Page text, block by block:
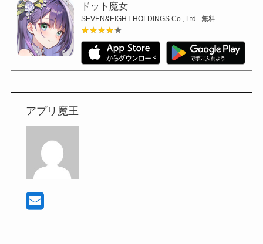
ドット魔女
SEVEN&EIGHT HOLDINGS Co., Ltd. 無料
★★★★★
★★★★★
アプリ魔王